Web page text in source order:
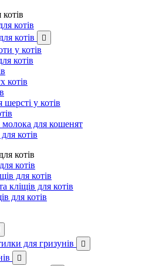
котів
котів

у котів
котів
котів
у котів
для кошенят
котів
котів
котів
для котів
кліщів для котів
для котів
для гризунів 
